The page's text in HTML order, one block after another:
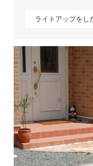
ライトアップをし